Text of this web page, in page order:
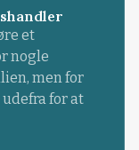
et
nogle
men for
for at